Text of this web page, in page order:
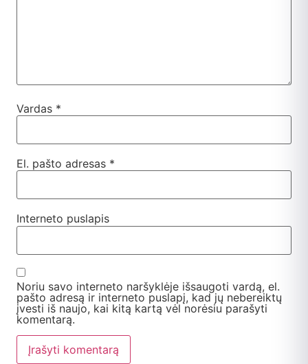
Vardas *
El. pašto adresas *
Interneto puslapis
Noriu savo interneto naršyklėje išsaugoti vardą, el.
pašto adresą ir interneto puslapį, kad jų nebereiktų
įvesti iš naujo, kai kitą kartą vėl norėsiu parašyti
komentarą.